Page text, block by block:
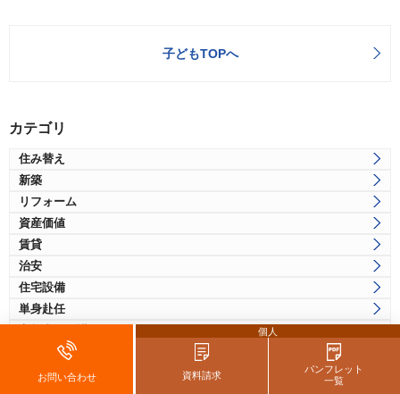
子どもTOPへ
カテゴリ
住み替え
新築
リフォーム
資産価値
賃貸
治安
住宅設備
単身赴任
防犯お問い合わせ
個人
資料請求
パンフレット
一覧